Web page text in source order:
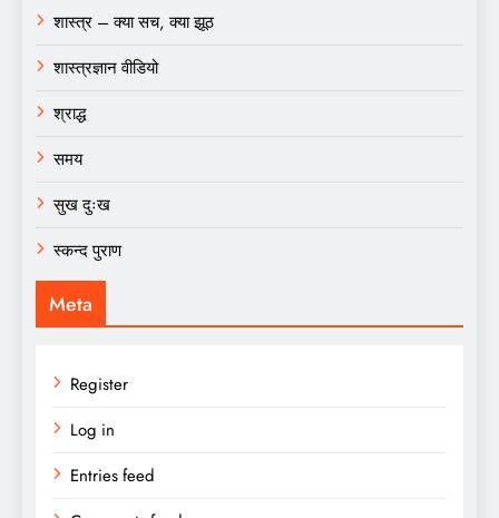
शास्त्र – क्या सच, क्या झूठ
शास्त्रज्ञान वीडियो
श्राद्ध
समय
सुख दुःख
स्कन्द पुराण
Meta
Register
Log in
Entries feed